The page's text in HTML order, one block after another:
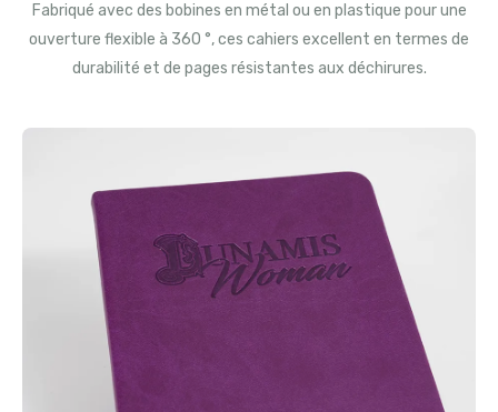
Fabriqué avec des bobines en métal ou en plastique pour une
ouverture flexible à 360 °, ces cahiers excellent en termes de
durabilité et de pages résistantes aux déchirures.